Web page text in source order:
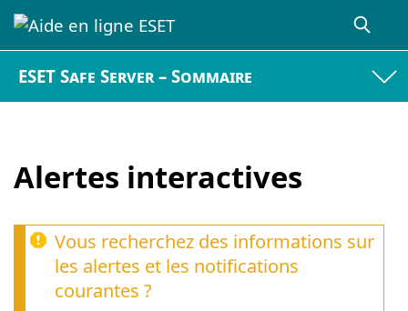
ESET Safe Server – Sommaire
Alertes interactives
Vous recherchez des informations sur
les alertes et les notifications
courantes ?